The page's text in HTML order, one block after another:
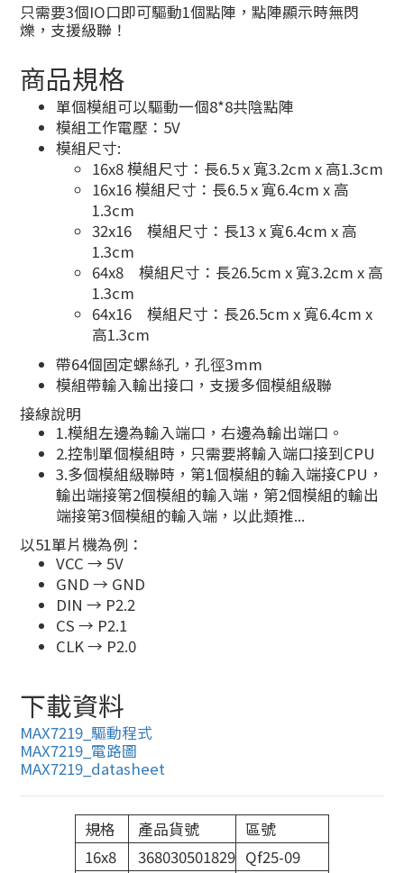
只需要3個IO口即可驅動1個點陣，點陣顯示時無閃
爍，支援級聯！
商品規格
單個模組可以驅動一個8*8共陰點陣
模組工作電壓：5V
模組尺寸:
16x8 模組尺寸：長6.5 x 寬3.2cm x 高1.3cm
16x16 模組尺寸：長6.5 x 寬6.4cm x 高
1.3cm
32x16 模組尺寸：長13 x 寬6.4cm x 高
1.3cm
64x8 模組尺寸：長26.5cm x 寬3.2cm x 高
1.3cm
64x16 模組尺寸：長26.5cm x 寬6.4cm x
高1.3cm
帶64個固定螺絲孔，孔徑3mm
模組帶輸入輸出接口，支援多個模組級聯
接線說明
1.模組左邊為輸入端口，右邊為輸出端口。
2.控制單個模組時，只需要將輸入端口接到CPU
3.多個模組級聯時，第1個模組的輸入端接CPU，
輸出端接第2個模組的輸入端，第2個模組的輸出
端接第3個模組的輸入端，以此類推...
以51單片機為例：
VCC → 5V
GND → GND
DIN → P2.2
CS → P2.1
CLK → P2.0
下載資料
MAX7219_驅動程式
MAX7219_電路圖
MAX7219_datasheet
規格 產品貨號
區號
16x8
368030501829 Qf25-09